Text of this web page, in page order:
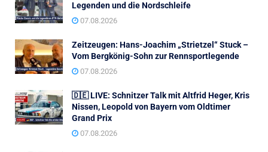
Legenden und die Nordschleife
07.08.2026
Zeitzeugen: Hans-Joachim „Strietzel“ Stuck –
Vom Bergkönig-Sohn zur Rennsportlegende
07.08.2026
🇩🇪 LIVE: Schnitzer Talk mit Altfrid Heger, Kris
Nissen, Leopold von Bayern vom Oldtimer
Grand Prix
07.08.2026